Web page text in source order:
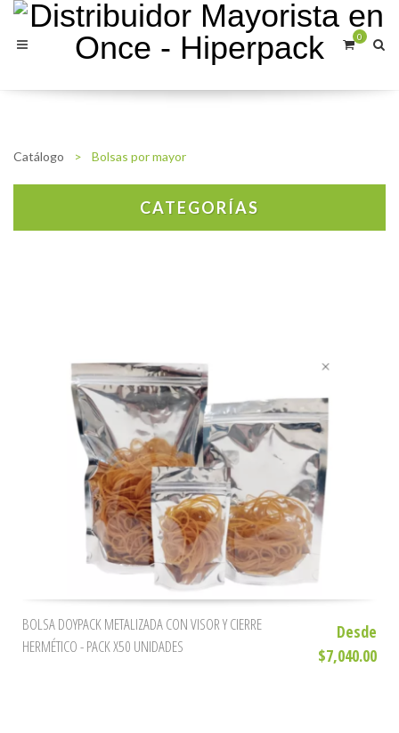
0
Catálogo > Bolsas por mayor
CATEGORÍAS
BOLSA DOYPACK METALIZADA CON VISOR Y CIERRE
HERMÉTICO - PACK X50 UNIDADES
Desde
$7,040.00